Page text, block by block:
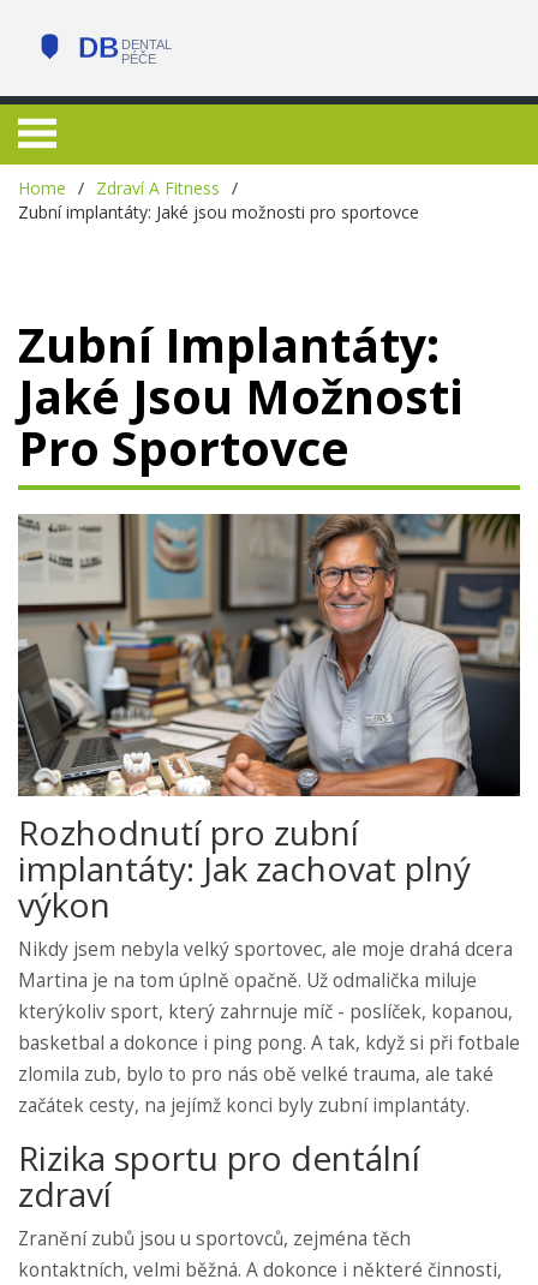
Home
Zdraví A Fitness
Zubní implantáty: Jaké jsou možnosti pro sportovce
Zubní Implantáty:
Jaké Jsou Možnosti
Pro Sportovce
Rozhodnutí pro zubní
implantáty: Jak zachovat plný
výkon
Nikdy jsem nebyla velký sportovec, ale moje drahá dcera
Martina je na tom úplně opačně. Už odmalička miluje
kterýkoliv sport, který zahrnuje míč - poslíček, kopanou,
basketbal a dokonce i ping pong. A tak, když si při fotbale
zlomila zub, bylo to pro nás obě velké trauma, ale také
začátek cesty, na jejímž konci byly zubní implantáty.
Rizika sportu pro dentální
zdraví
Zranění zubů jsou u sportovců, zejména těch
kontaktních, velmi běžná. A dokonce i některé činnosti,